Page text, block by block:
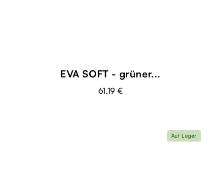
EVA SOFT - grüner...
61,19 €
Auf Lager